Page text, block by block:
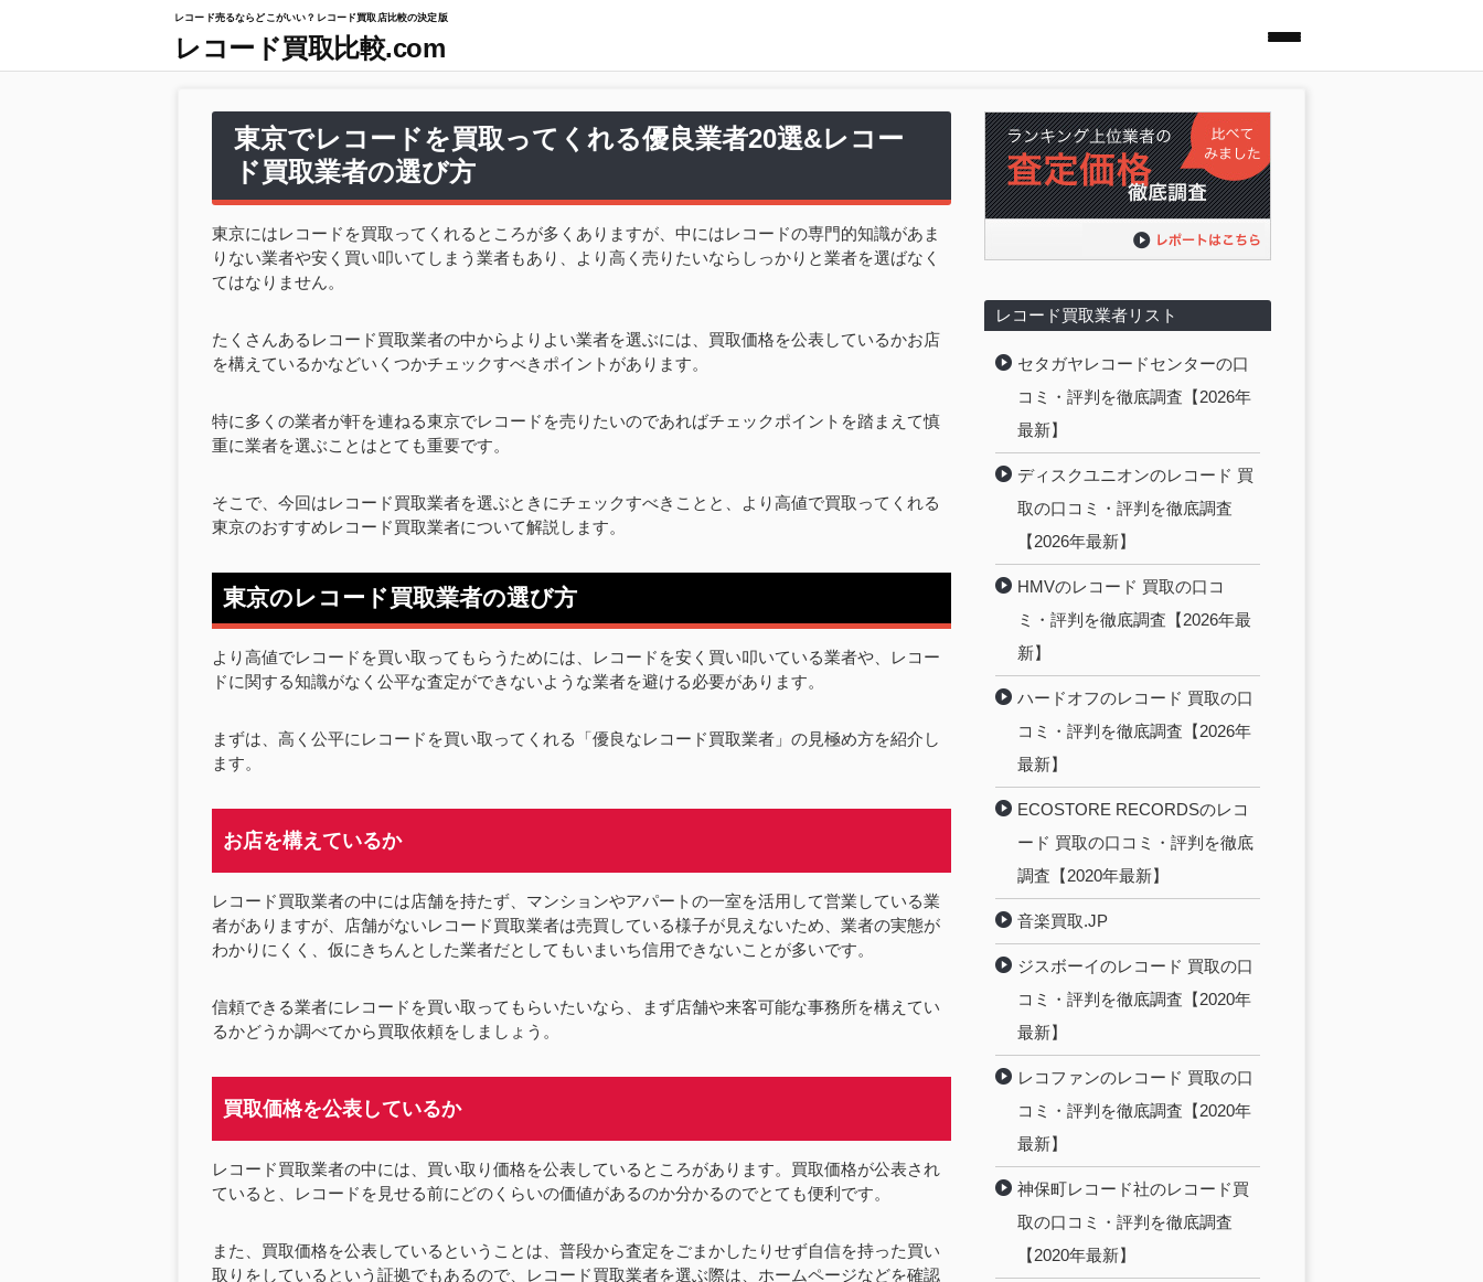
レコード売るならどこがいい？レコード買取店比較の決定版
レコード買取比較.com
東京でレコードを買取ってくれる優良業者20選&レコー
ド買取業者の選び方
東京にはレコードを買取ってくれるところが多くありますが、中にはレコードの専門的知識があま
りない業者や安く買い叩いてしまう業者もあり、より高く売りたいならしっかりと業者を選ばなく
てはなりません。
たくさんあるレコード買取業者の中からよりよい業者を選ぶには、買取価格を公表しているかお店
を構えているかなどいくつかチェックすべきポイントがあります。
特に多くの業者が軒を連ねる東京でレコードを売りたいのであればチェックポイントを踏まえて慎
重に業者を選ぶことはとても重要です。
そこで、今回はレコード買取業者を選ぶときにチェックすべきことと、より高値で買取ってくれる
東京のおすすめレコード買取業者について解説します。
東京のレコード買取業者の選び方
より高値でレコードを買い取ってもらうためには、レコードを安く買い叩いている業者や、レコー
ドに関する知識がなく公平な査定ができないような業者を避ける必要があります。
まずは、高く公平にレコードを買い取ってくれる「優良なレコード買取業者」の見極め方を紹介し
ます。
お店を構えているか
レコード買取業者の中には店舗を持たず、マンションやアパートの一室を活用して営業している業
者がありますが、店舗がないレコード買取業者は売買している様子が見えないため、業者の実態が
わかりにくく、仮にきちんとした業者だとしてもいまいち信用できないことが多いです。
信頼できる業者にレコードを買い取ってもらいたいなら、まず店舗や来客可能な事務所を構えてい
るかどうか調べてから買取依頼をしましょう。
買取価格を公表しているか
レコード買取業者の中には、買い取り価格を公表しているところがあります。買取価格が公表され
ていると、レコードを見せる前にどのくらいの価値があるのか分かるのでとても便利です。
また、買取価格を公表しているということは、普段から査定をごまかしたりせず自信を持った買い
取りをしているという証拠でもあるので、レコード買取業者を選ぶ際は、ホームページなどを確認
レコード買取業者リスト
セタガヤレコードセンターの口
コミ・評判を徹底調査【2026年
最新】
ディスクユニオンのレコード 買
取の口コミ・評判を徹底調査
【2026年最新】
HMVのレコード 買取の口コ
ミ・評判を徹底調査【2026年最
新】
ハードオフのレコード 買取の口
コミ・評判を徹底調査【2026年
最新】
ECOSTORE RECORDSのレコ
ード 買取の口コミ・評判を徹底
調査【2020年最新】
音楽買取.JP
ジスボーイのレコード 買取の口
コミ・評判を徹底調査【2020年
最新】
レコファンのレコード 買取の口
コミ・評判を徹底調査【2020年
最新】
神保町レコード社のレコード買
取の口コミ・評判を徹底調査
【2020年最新】